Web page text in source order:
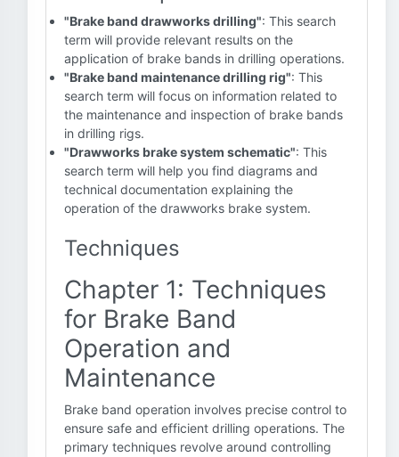
"Brake band drawworks drilling": This search
term will provide relevant results on the
application of brake bands in drilling operations.
"Brake band maintenance drilling rig": This
search term will focus on information related to
the maintenance and inspection of brake bands
in drilling rigs.
"Drawworks brake system schematic": This
search term will help you find diagrams and
technical documentation explaining the
operation of the drawworks brake system.
Techniques
Chapter 1: Techniques
for Brake Band
Operation and
Maintenance
Brake band operation involves precise control to
ensure safe and efficient drilling operations. The
primary techniques revolve around controlling